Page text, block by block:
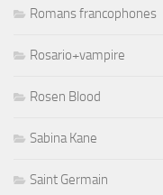
Romans francophones
Rosario+vampire
Rosen Blood
Sabina Kane
Saint Germain